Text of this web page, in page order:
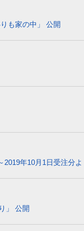
も家の中」 公開
2019年10月1日受注分
」 公開